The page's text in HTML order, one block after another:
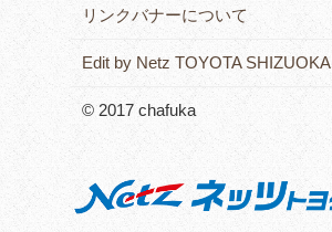
リンクバナーについて
Edit by Netz TOYOTA SHIZUOKA
© 2017 chafuka